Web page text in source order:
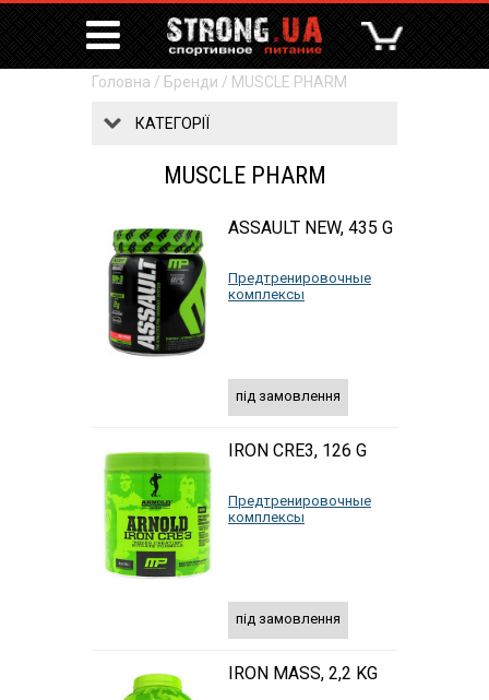
Головна / Бренди / MUSCLE PHARM
КАТЕГОРІЇ
MUSCLE PHARM
ASSAULT NEW, 435 G
Предтренировочные
комплексы
під замовлення
IRON CRE3, 126 G
Предтренировочные
комплексы
під замовлення
IRON MASS, 2,2 KG